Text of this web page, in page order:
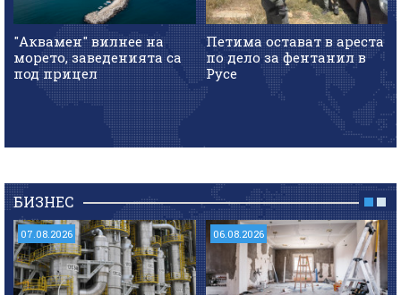
"Аквамен" вилнее на
морето, заведенията са
под прицел
Петима остават в ареста
по дело за фентанил в
Русе
БИЗНЕС
07.08.2026 06.08.2026